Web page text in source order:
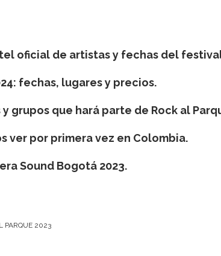
oficial de artistas y fechas del
fechas, lugares y precios.
grupos que hará parte de Rock al
ver por primera vez en Colombia.
Sound Bogotá 2023.
PARQUE 2023